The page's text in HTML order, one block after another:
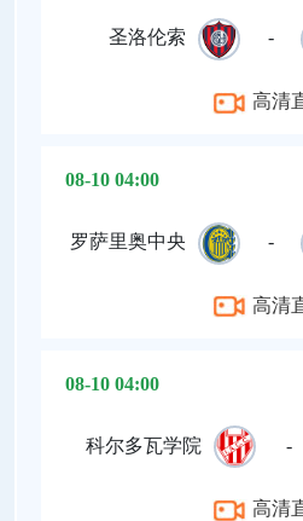
圣洛伦索 -
高清
08-10 04:00
罗萨里奥中央 -
高清
08-10 04:00
科尔多瓦学院 -
高清